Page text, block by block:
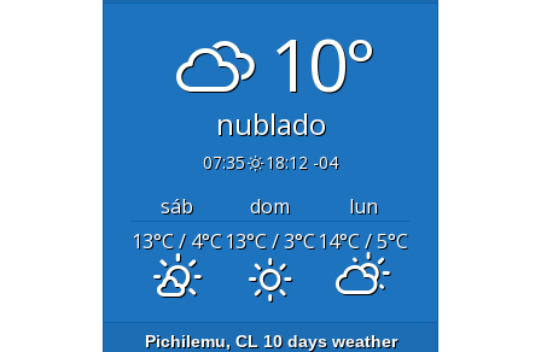
10°
nublado
07:35 18:12 -04
sáb dom
lun
13°C/ 4°C13°C/ 3°C14°C/ 5°C
Pichilemu, CL 10 days weather